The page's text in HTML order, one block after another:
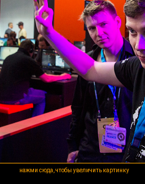
нажми сюда, чтобы увеличить картинку